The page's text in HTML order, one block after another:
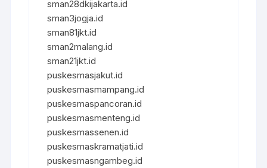
sman28dkijakarta.id
sman3jogja.id
sman81jkt.id
sman2malang.id
sman21jkt.id
puskesmasjakut.id
puskesmasmampang.id
puskesmaspancoran.id
puskesmasmenteng.id
puskesmassenen.id
puskesmaskramatjati.id
puskesmasngambeg.id